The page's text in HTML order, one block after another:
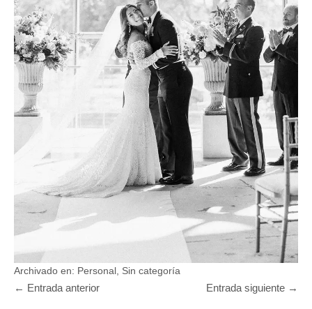
Archivado en: Personal Sin categoría
Navegación
← Entrada anterior Entrada siguiente →